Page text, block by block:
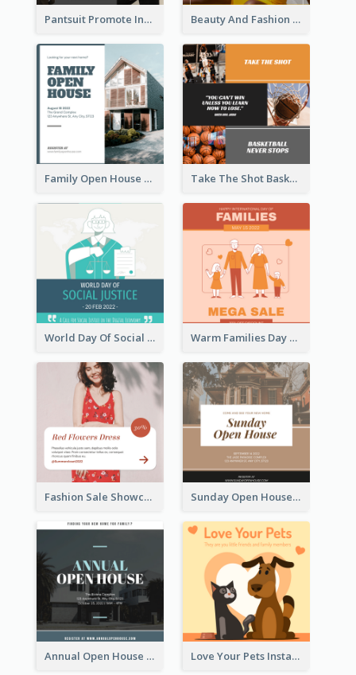
Pantsuit Promote Instagram Post Beauty And Fashion Inspirational Quote Instagram Post
Family Open House Registration Instagram Post Take The Shot Basketball Instagram Post
World Day Of Social Justice Instagram Post Warm Families Day Sales Instagram Post
Fashion Sale Showcase Instagram Post Sunday Open House Instagram Post
Annual Open House Instagram Post Love Your Pets Instagram Post